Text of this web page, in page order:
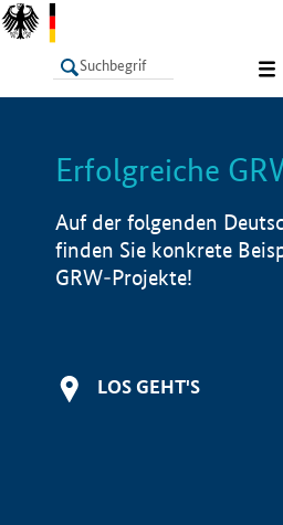
LISTE
Erfolgreiche
Auf der folgenden
finden Sie konkrete
GRW-Projekte!
LOS GEHT'S